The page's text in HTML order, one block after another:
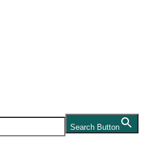
Search Button